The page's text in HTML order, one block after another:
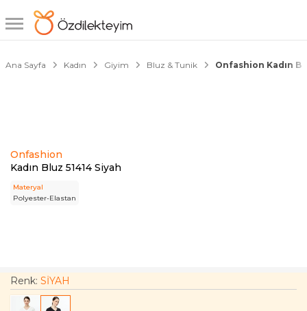
Ana Sayfa Kadın Giyim Bluz & Tunik Onfashion Kadın
Onfashion
Kadın Bluz 51414 Siyah
Materyal
Polyester-Elastan
1/4
Renk: SİYAH